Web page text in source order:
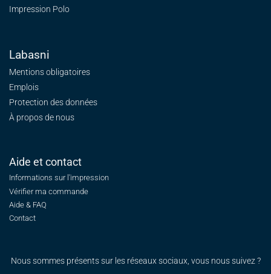
Impression Polo
Labasni
Mentions obligatoires
Emplois
Protection des données
À propos de nous
Aide et contact
Informations sur l'impression
Vérifier ma commande
Aide & FAQ
Contact
Nous sommes présents sur les réseaux sociaux, vous nous suivez ?